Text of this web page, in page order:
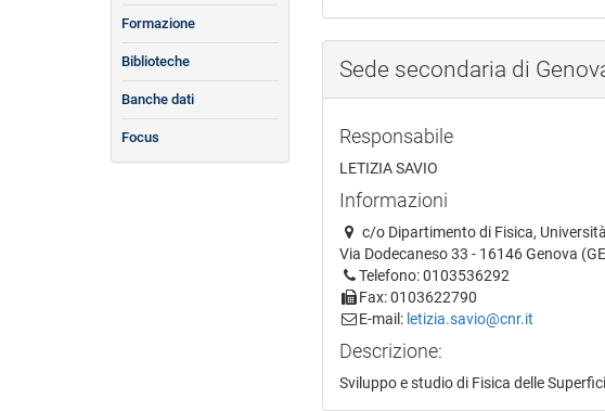
Sede secondaria di
Responsabile
LETIZIA SAVIO
Informazioni
c/o Dipartimento di Fisica, Università
Via Dodecaneso 33 - 16146 Genova
Telefono: 0103536292
Fax: 0103622790
E-mail: letizia.savio@cnr.it
Descrizione:
Sviluppo e studio di Fisica delle
Formazione
Biblioteche
Banche dati
Focus